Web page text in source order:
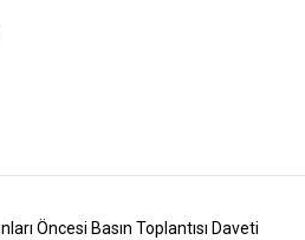
Öncesi Basın Toplantısı Daveti